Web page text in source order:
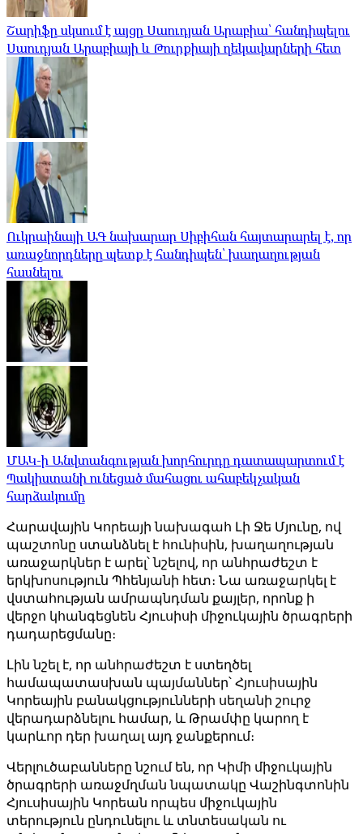
Շարիֆը սկսում է այցը Սաուդյան Արաբիա՝ հանդիպելու
Սաուդյան Արաբիայի և Թուրքիայի ղեկավարների հետ
Ուկրաինայի ԱԳ նախարար Սիբիհան հայտարարել է, որ
առաջնորդները պետք է հանդիպեն՝ խաղաղության
հասնելու
ՄԱԿ-ի Անվտանգության խորհուրդը դատապարտում է
Պակիստանի ունեցած մահացու ահաբեկչական
հարձակումը
Հարավային Կորեայի նախագահ Լի Ջե Մյունը, ով
պաշտոնը ստանձնել է հունիսին, խաղաղության
առաջարկներ է արել՝ նշելով, որ անհրաժեշտ է
երկխոսություն Պհենյանի հետ։ Նա առաջարկել է
վստահության ամրապնդման քայլեր, որոնք ի
վերջո կհանգեցնեն Հյուսիսի միջուկային ծրագրերի
դադարեցմանը։
Լին նշել է, որ անհրաժեշտ է ստեղծել
համապատասխան պայմաններ՝ Հյուսիսային
Կորեային բանակցությունների սեղանի շուրջ
վերադարձնելու համար, և Թրամփը կարող է
կարևոր դեր խաղալ այդ ջանքերում։
Վերլուծաբանները նշում են, որ Կիմի միջուկային
ծրագրերի առաջմղման նպատակը Վաշինգտոնին
Հյուսիսային Կորեան որպես միջուկային
տերություն ընդունելու և տնտեսական ու